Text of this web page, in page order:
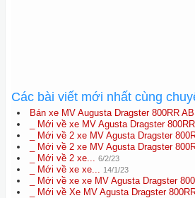
Các bài viết mới nhất cùng
Bán xe MV Augusta Dragster 800RR
_ Mới về xe MV Agusta Dragster
_ Mới về 2 xe MV Agusta Dragster
_ Mới về 2 xe MV Agusta Dragster
_ Mới về 2 xe... 6/2/23
_ Mới về xe xe... 14/1/23
_ Mới về xe xe MV Agusta Dragster
_ Mới về Xe MV Agusta Dragster